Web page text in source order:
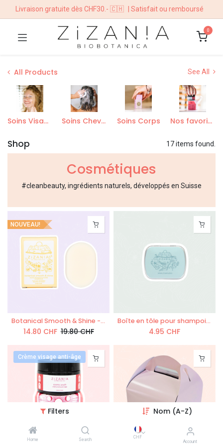
Filters Nom (A-Z)
Home Search
CHF
Account
Livraison gratuite dès CHF30.- 🇨🇭 | Satisfait ou remboursé
0
All Products See All
Soins Visage Soins Cheveux Soins Corps Nos favoris de saison
Shop 17 items found.
Cosmétiques
#cleanbeauty, ingrédients naturels, développés en Suisse
NOUVEAU!
Botanical Smooth & Shine - Après-shampoing solide 50g
14.80 CHF 19.80CHF
Boîte en tôle pour shampoing mini
4.95 CHF
Crème visage anti-âge